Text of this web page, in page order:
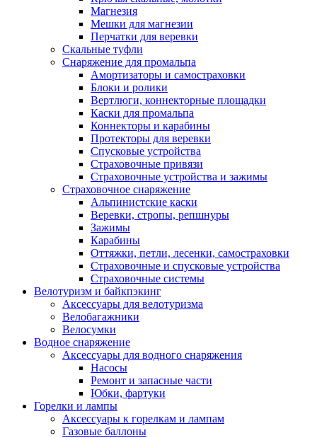
Магнезия
Мешки для магнезии
Перчатки для веревки
Скальные туфли
Снаряжение для промальпа
Амортизаторы и самостраховки
Блоки и ролики
Вертлюги, коннекторные площадки
Каски для промальпа
Коннекторы и карабины
Протекторы для веревки
Спусковые устройства
Страховочные привязи
Страховочные устройства и зажимы
Страховочное снаряжение
Альпинистские каски
Веревки, стропы, репшнуры
Зажимы
Карабины
Оттяжки, петли, лесенки, самостраховки
Страховочные и спусковые устройства
Страховочные системы
Велотуризм и байкпэкинг
Аксессуары для велотуризма
Велобагажники
Велосумки
Водное снаряжение
Аксессуары для водного снаряжения
Насосы
Ремонт и запасные части
Юбки, фартуки
Горелки и лампы
Аксессуары к горелкам и лампам
Газовые баллоны